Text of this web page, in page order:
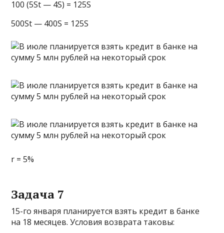
100 (5St — 4S) = 125S
500St — 400S = 125S
r = 5%
Задача 7
15-го января планируется взять кредит в банке
на 18 месяцев. Условия возврата таковы: